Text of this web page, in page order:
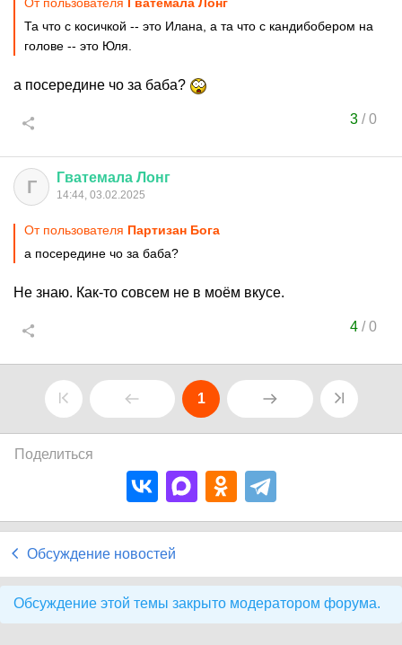
Та что с косичкой -- это Илана, а та что с кандибобером на
голове -- это Юля.
а посередине чо за баба?
3/0
Г Гватемала Лонг
14:44, 03.02.2025
От пользователя Партизан Бога
а посередине чо за баба?
Не знаю. Как-то совсем не в моём вкусе.
4/0
1
Поделиться
Обсуждение новостей
Обсуждение этой темы закрыто модератором форума.